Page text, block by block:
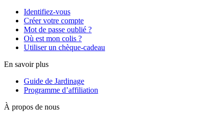
Identifiez-vous
Créer votre compte
Mot de passe oublié ?
Où est mon colis ?
Utiliser un chèque-cadeau
En savoir plus
Guide de Jardinage
Programme d’affiliation
À propos de nous